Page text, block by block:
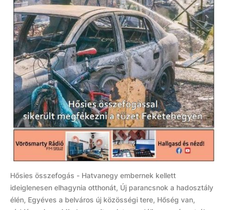
Hősies összefogás - Hatvanegy embernek kellett
ideiglenesen elhagynia otthonát, Új parancsnok a hadosztály
élén, Egyéves a belváros új közösségi tere, Hőség van,